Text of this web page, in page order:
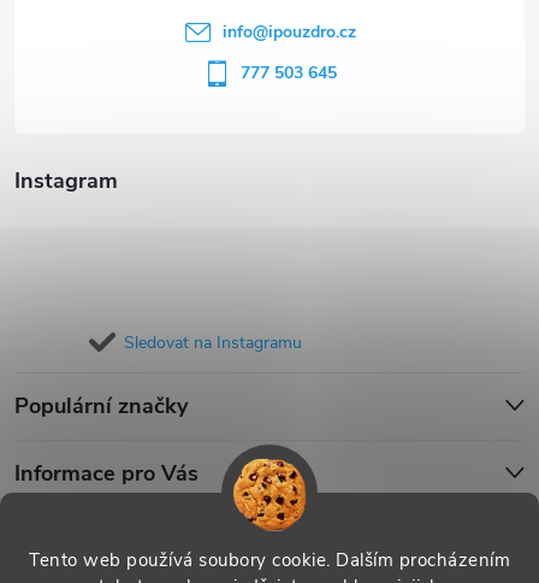
Tento web používá soubory cookie. Dalším procházením
Instagram
Sledovat na Instagramu
Populární značky
Informace pro Vás
info@ipouzdro.cz
777 503 645